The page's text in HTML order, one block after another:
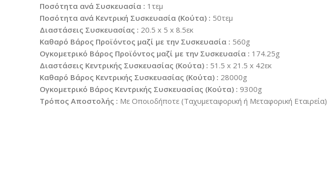
Ποσότητα ανά Συσκευασία : 1τεμ
Ποσότητα ανά Κεντρική Συσκευασία (Κούτα) : 50τεμ
Διαστάσεις Συσκευασίας : 20.5 x 5 x 8.5εκ
Καθαρό Βάρος Προϊόντος μαζί με την Συσκευασία : 560g
Ογκομετρικό Βάρος Προϊόντος μαζί με την Συσκευασία : 174.25g
Διαστάσεις Κεντρικής Συσκευασίας (Κούτα) : 51.5 x 21.5 x 42εκ
Καθαρό Βάρος Κεντρικής Συσκευασίας (Κούτα) : 28000g
Ογκομετρικό Βάρος Κεντρικής Συσκευασίας (Κούτα) : 9300g
Τρόπος Αποστολής : Με Οποιοδήποτε (Ταχυμεταφορική ή Μεταφορική Εταιρεία)